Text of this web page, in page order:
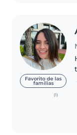
Favorito de las
familias
(1)